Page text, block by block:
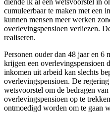
diende ik al een wetsvoorstel in
cumuleerbaar te maken met een
kunnen mensen meer werken
overlevingspensioen verliezen.
realiseren.
Personen ouder dan 48 jaar en 6
krijgen een overlevingspensioen
inkomen uit arbeid kan slechts
overlevingspensioen. De
wetsvoorstel om de bedragen
overlevingspensioen op te
ontmoedigd worden om te gaan